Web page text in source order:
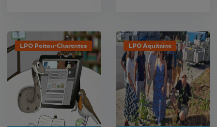
LPO Poitou-Charentes LPO Aquitaine